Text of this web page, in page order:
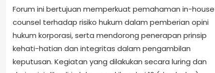
Forum ini bertujuan memperkuat pemahaman in-house
counsel terhadap risiko hukum dalam pemberian opini
hukum korporasi, serta mendorong penerapan prinsip
kehati-hatian dan integritas dalam pengambilan
keputusan. Kegiatan yang dilakukan secara luring dan